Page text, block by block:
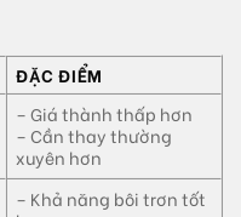
ĐẶC ĐIỂM
– Giá thành thấp hơn
– Cần thay thường
xuyên hơn
– Khả năng bôi trơn tốt